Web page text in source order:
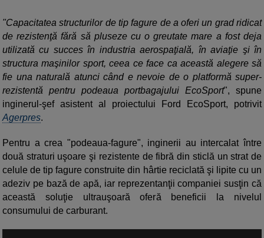
"Capacitatea structurilor de tip fagure de a oferi un grad ridicat
de rezistenţă fără să pluseze cu o greutate mare a fost deja
utilizată cu succes în industria aerospaţială, în aviaţie şi în
structura maşinilor sport, ceea ce face ca această alegere să
fie una naturală atunci când e nevoie de o platformă super-
rezistentă pentru podeaua portbagajului EcoSport", spune
inginerul-şef asistent al proiectului Ford EcoSport, potrivit
Agerpres.
Pentru a crea "podeaua-fagure", inginerii au intercalat între
două straturi uşoare şi rezistente de fibră din sticlă un strat de
celule de tip fagure construite din hârtie reciclată şi lipite cu un
adeziv pe bază de apă, iar reprezentanţii companiei susţin că
această soluţie ultrauşoară oferă beneficii la nivelul
consumului de carburant.